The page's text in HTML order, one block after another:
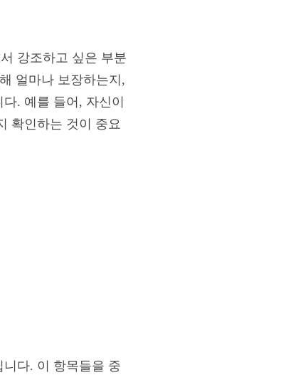
강조하고 싶은 부분
얼마나 보장하는지,
. 예를 들어, 자신이
확인하는 것이 중요
다. 이 항목들을 중